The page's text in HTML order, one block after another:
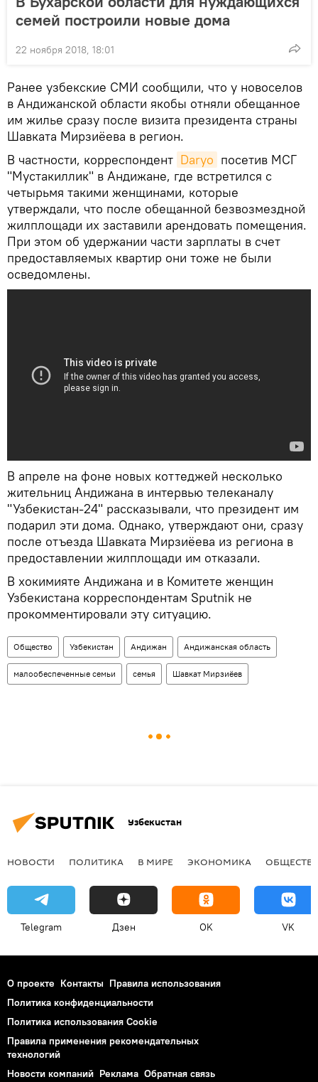
семей построили новые дома
22 ноября 2018, 18:01
Ранее узбекские СМИ сообщили, что у новоселов
в Андижанской области якобы отняли обещанное
им жилье сразу после визита президента страны
Шавката Мирзиёева в регион.
В частности, корреспондент Daryo посетив МСГ
"Мустакиллик" в Андижане, где встретился с
четырьмя такими женщинами, которые
утверждали, что после обещанной безвозмездной
жилплощади их заставили арендовать помещения.
При этом об удержании части зарплаты в счет
предоставляемых квартир они тоже не были
осведомлены.
В апреле на фоне новых коттеджей несколько
жительниц Андижана в интервью телеканалу
"Узбекистан-24" рассказывали, что президент им
подарил эти дома. Однако, утверждают они, сразу
после отъезда Шавката Мирзиёева из региона в
предоставлении жилплощади им отказали.
В хокимияте Андижана и в Комитете женщин
Узбекистана корреспондентам Sputnik не
прокомментировали эту ситуацию.
Общество Узбекистан Андижан Андижанская область
малообеспеченные семьи семья Шавкат Мирзиёев
Узбекистан
НОВОСТИ ПОЛИТИКА В МИРЕ ЭКОНОМИКА
Telegram Дзен OK VK
О проекте Контакты Правила использования
Политика конфиденциальности
Политика использования Cookie
Правила применения рекомендательных
технологий
Новости компаний Реклама Обратная связь